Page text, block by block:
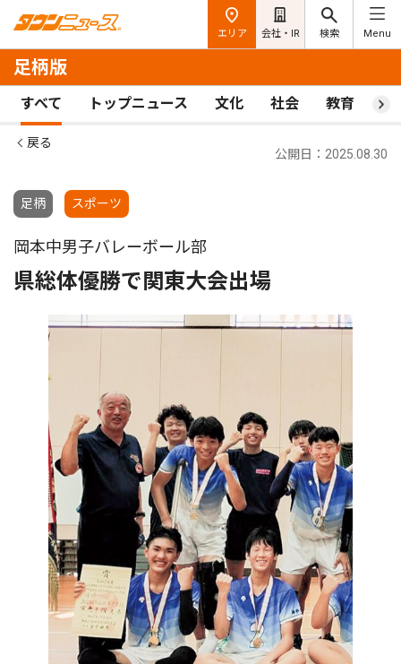
エリア 会社・IR 検索 Menu
足柄版
すべて トップニュース 文化 社会 教育 ス
戻る
足柄 スポーツ
公開日：2025.08.30
岡本中男子バレーボール部
県総体優勝で関東大会出場